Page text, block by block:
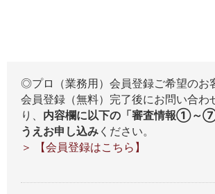
◎プロ（業務用）会員登録ご希望のお
会員登録（無料）完了後にお問い合わ
り、 内容欄に以下の「審査情報①～
うえお申し込み ください。
＞ 【会員登録はこちら】